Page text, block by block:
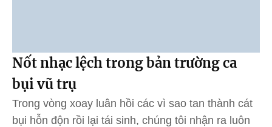
Nốt nhạc lệch trong bản trường ca
bụi vũ trụ
Trong vòng xoay luân hồi các vì sao tan thành cát
bụi hỗn độn rồi lại tái sinh, chúng tôi nhận ra luôn